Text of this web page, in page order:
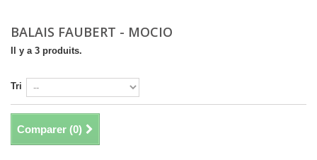
BALAIS FAUBERT - MOCIO
Il y a 3 produits.
Tri
Comparer (0)